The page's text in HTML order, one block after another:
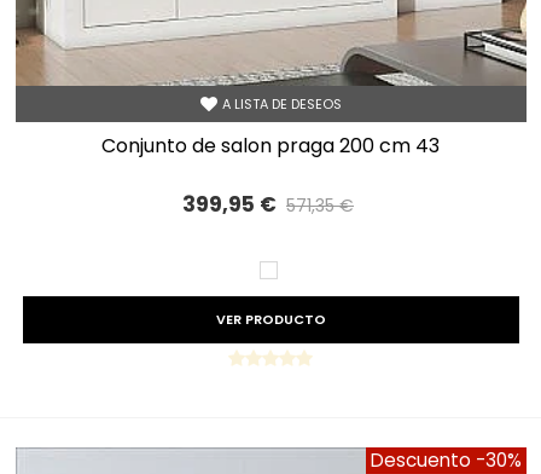
A LISTA DE DESEOS
conjunto de salon praga 200 cm 43
399,95 € 571,35 €
BLANCO
VER PRODUCTO
Descuento -30%